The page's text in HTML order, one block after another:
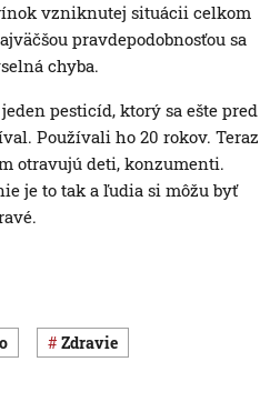
vzniknutej situácii celkom
pravdepodobnosťou sa
chyba.
pesticíd, ktorý sa ešte pred
Používali ho 20 rokov. Teraz
otravujú deti, konzumenti.
je to tak a ľudia si môžu byť
Zdravie